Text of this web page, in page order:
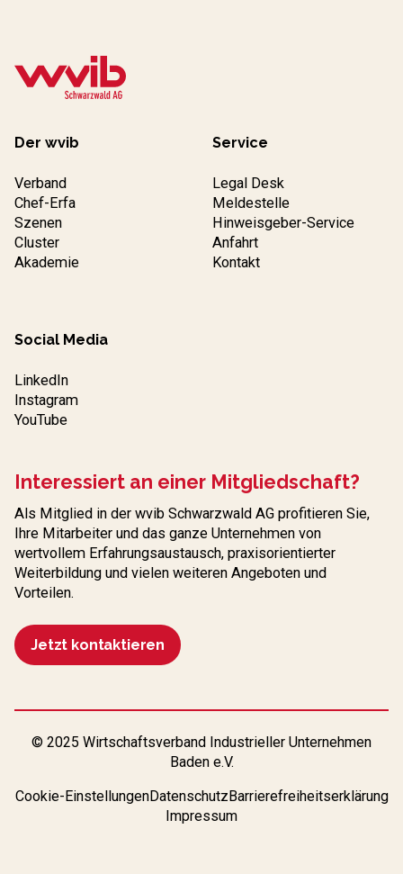
Der wvib
Verband
Chef-Erfa
Szenen
Cluster
Akademie
Service
Legal Desk
Meldestelle
Hinweisgeber-Service
Anfahrt
Kontakt
Social Media
LinkedIn
Instagram
YouTube
Interessiert an einer Mitgliedschaft?
Als Mitglied in der wvib Schwarzwald AG profitieren Sie,
Ihre Mitarbeiter und das ganze Unternehmen von
wertvollem Erfahrungs­austausch, praxisorientierter
Weiterbildung und vielen weiteren Angeboten und
Vorteilen.
Jetzt kontaktieren
© 2025 Wirtschaftsverband Industrieller Unternehmen
Baden e.V.
Cookie-EinstellungenDatenschutz Barrierefreiheitserklärung
Impressum